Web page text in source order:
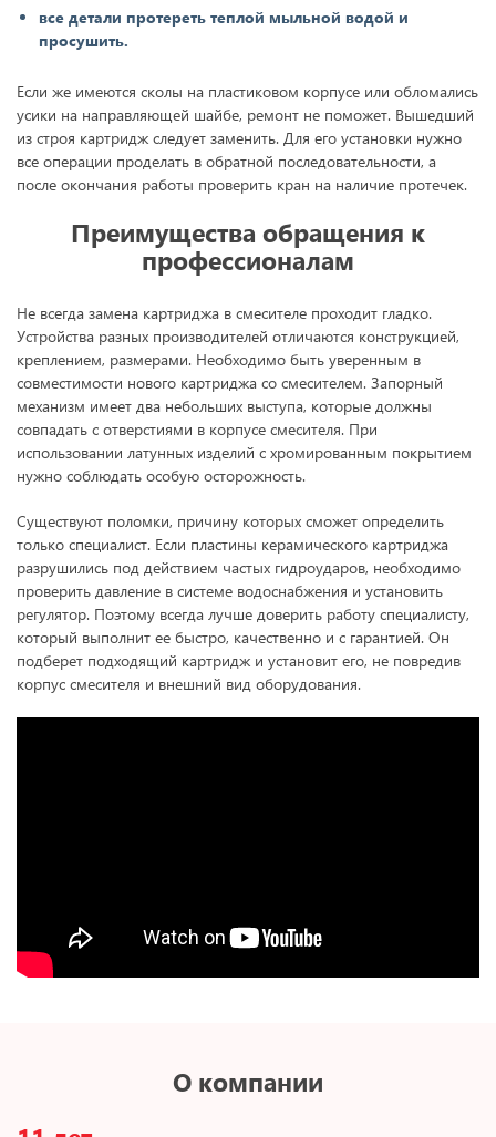
все детали протереть теплой мыльной водой и
просушить.
Если же имеются сколы на пластиковом корпусе или обломались
усики на направляющей шайбе, ремонт не поможет. Вышедший
из строя картридж следует заменить. Для его установки нужно
все операции проделать в обратной последовательности, а
после окончания работы проверить кран на наличие протечек.
Преимущества обращения к
профессионалам
Не всегда замена картриджа в смесителе проходит гладко.
Устройства разных производителей отличаются конструкцией,
креплением, размерами. Необходимо быть уверенным в
совместимости нового картриджа со смесителем. Запорный
механизм имеет два небольших выступа, которые должны
совпадать с отверстиями в корпусе смесителя. При
использовании латунных изделий с хромированным покрытием
нужно соблюдать особую осторожность.
Существуют поломки, причину которых сможет определить
только специалист. Если пластины керамического картриджа
разрушились под действием частых гидроударов, необходимо
проверить давление в системе водоснабжения и установить
регулятор. Поэтому всегда лучше доверить работу специалисту,
который выполнит ее быстро, качественно и с гарантией. Он
подберет подходящий картридж и установит его, не повредив
корпус смесителя и внешний вид оборудования.
О компании